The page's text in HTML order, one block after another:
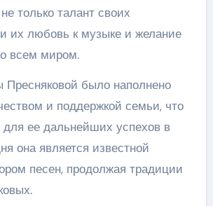
только талант своих
их любовь к музыке и желание
всем миром.
Пресняковой было наполнено
и поддержкой семьи, что
для ее дальнейших успехов в
она является известной
песен, продолжая традиции